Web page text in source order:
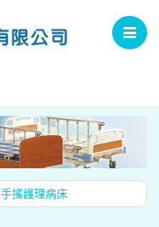
Toggle
手搖護理病床